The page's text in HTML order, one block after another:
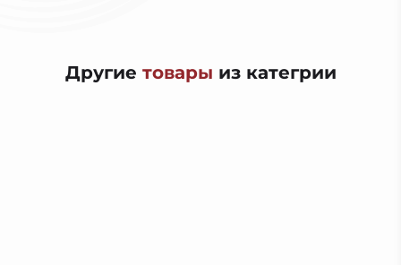
Другие товары из категрии